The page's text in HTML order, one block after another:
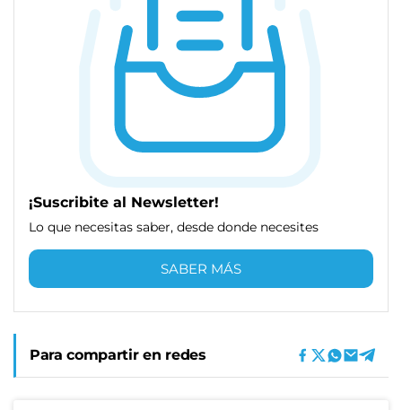
¡Suscribite al Newsletter!
Lo que necesitas saber, desde donde necesites
SABER MÁS
Para compartir en redes